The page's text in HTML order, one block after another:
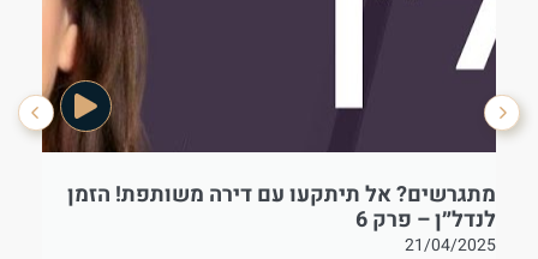
מתגרשים? אל תיתקעו עם דירה משותפת! הזמן
לנדל״ן – פרק 6
21/04/2025